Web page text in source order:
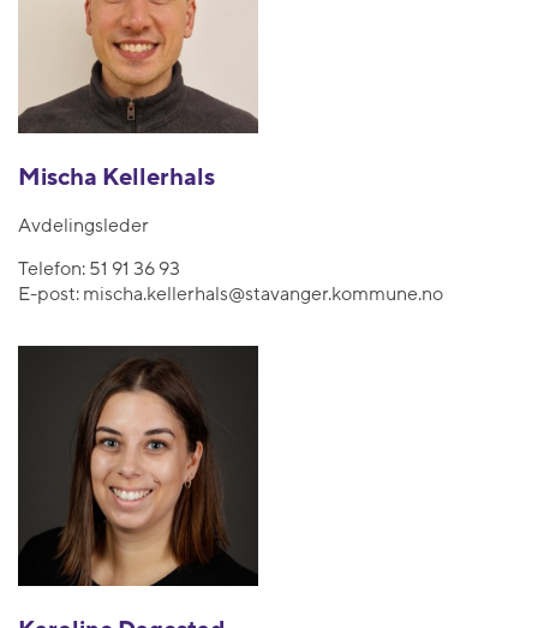
Mischa Kellerhals
Avdelingsleder
Telefon: 51 91 36 93
E-post: mischa.kellerhals@stavanger.kommune.no